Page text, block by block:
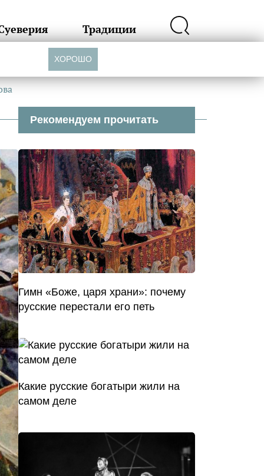
Традиции
Рекомендуем прочитать
Гимн «Боже, царя храни»: почему
русские перестали его петь
Какие русские богатыри жили на
самом деле
ХОРОШО